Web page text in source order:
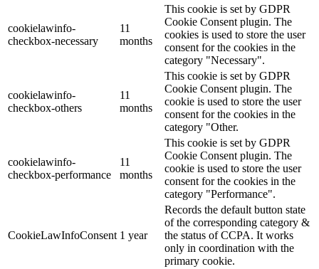
cookielawinfo-
checkbox-necessary
11
months
This cookie is set by GDPR
Cookie Consent plugin. The
cookies is used to store the user
consent for the cookies in the
category "Necessary".
cookielawinfo-
checkbox-others
11
months
This cookie is set by GDPR
Cookie Consent plugin. The
cookie is used to store the user
consent for the cookies in the
category "Other.
cookielawinfo-
checkbox-performance
11
months
This cookie is set by GDPR
Cookie Consent plugin. The
cookie is used to store the user
consent for the cookies in the
category "Performance".
CookieLawInfoConsent 1 year
Records the default button state
of the corresponding category &
the status of CCPA. It works
only in coordination with the
primary cookie.